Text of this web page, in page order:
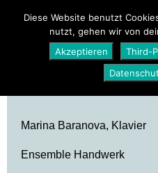
PROGRAMM ÜBER
Marina Baranova, Klavier
Ensemble Handwerk
Diese Website benutzt
nutzt, gehen wir von
Akzeptieren
Third-